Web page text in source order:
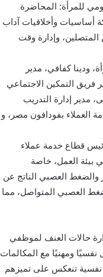
للمرأة: المحاضرة
أساسيات وأخلاقيات آداب
المتصلين، وإدارة وقت
ودينا كفافي، مدير
فريق التمكين الاجتماعي
مدير إدارة التدريب
العملاء بفودافون مصر، و
قطاع خدمة عملاء
بيئة العمل، خاصة
العصبي الناتج عن
العصبي المتواصل، مما
حالات العنف لموظفي
ومهنيًا مع المكالمات
نفسية تنعكس على تميزهم